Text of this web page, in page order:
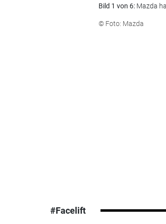
Bild 1 von 6: Mazda
© Foto: Mazda
#Facelift